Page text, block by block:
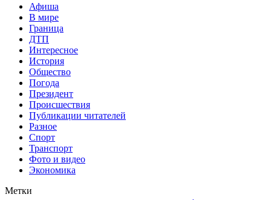
Афиша
В мире
Граница
ДТП
Интересное
История
Общество
Погода
Президент
Происшествия
Публикации читателей
Разное
Спорт
Транспорт
Фото и видео
Экономика
Метки